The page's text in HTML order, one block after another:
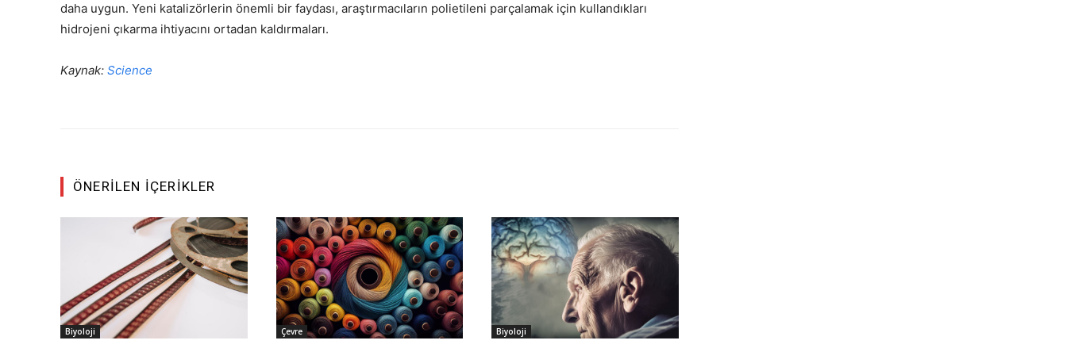
daha uygun. Yeni katalizörlerin önemli bir faydası, araştırmacıların polietileni parçalamak için kullandıkları
hidrojeni çıkarma ihtiyacını ortadan kaldırmaları.
Kaynak: Science
ÖNERILEN İÇERIKLER
Biyoloji Çevre Biyoloji